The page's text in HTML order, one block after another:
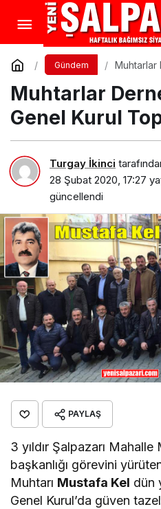
Gündem
Muhtarlar
Muhtarlar
Genel Kurul
Turgay İkinci
28 Şubat 2020, 17:27
güncellendi
PAYLAŞ
3 yıldır Şalpazarı Mahalle
başkanlığı görevini
Muhtarı Mustafa Kel dün
Genel Kurul’da güven